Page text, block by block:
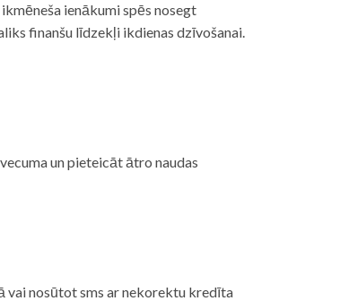
ienākumi spēs nosegt
finanšu līdzekļi ikdienas dzīvošanai.
un pieteicāt ātro naudas
vai nosūtot sms ar nekorektu kredīta